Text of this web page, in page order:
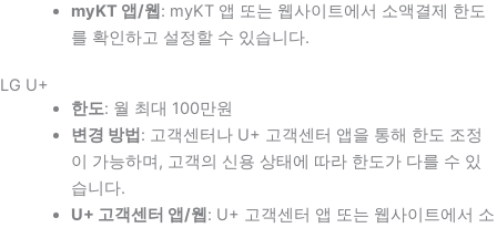
myKT 앱/웹 : myKT 앱 또는 웹사이트에서 소액결제 한도
를 확인하고 설정할 수 있습니다.
LG U+
한도: 월 최대 100만원
변경 방법 : 고객센터나 U+ 고객센터 앱을 통해 한도 조정
이 가능하며, 고객의 신용 상태에 따라 한도가 다를 수 있
습니다.
U+ 고객센터 앱/웹 : U+ 고객센터 앱 또는 웹사이트에서 소